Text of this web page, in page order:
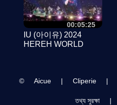
00:05:25
IU (아이유) 2024
HEREH WORLD
© Aicue | Cliperie |
তথ্য সুরক্ষা |